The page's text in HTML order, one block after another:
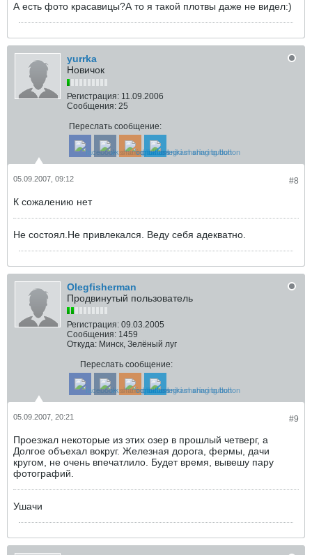
А есть фото красавицы?А то я такой плотвы даже не видел:)
yurrka
Новичок
Регистрация: 11.09.2006
Сообщения: 25
Переслать сообщение:
#8
05.09.2007, 09:12
К сожалению нет
Не состоял.Не привлекался. Веду себя адекватно.
Olegfisherman
Продвинутый пользователь
Регистрация: 09.03.2005
Сообщения: 1459
Откуда: Минск, Зелёный луг
Переслать сообщение:
#9
05.09.2007, 20:21
Проезжал некоторые из этих озер в прошлый четверг, а
Долгое объехал вокруг. Железная дорога, фермы, дачи
кругом, не очень впечатлило. Будет время, вывешу пару
фотографий.
Ушачи